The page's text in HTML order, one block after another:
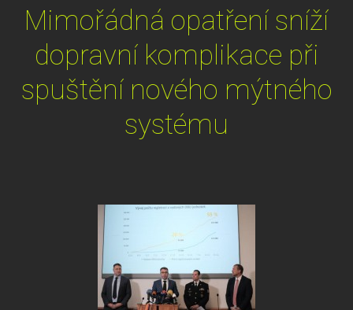
Mimořádná opatření sníží
dopravní komplikace při
spuštění nového mýtného
systému